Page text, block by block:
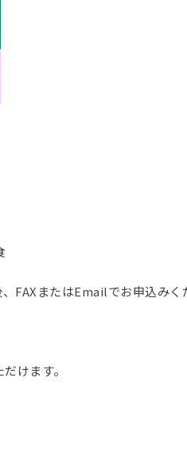
FAXまたはEmailでお申込みく
けます。